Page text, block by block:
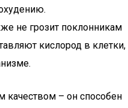
не грозит поклонникам
кислород в клетки,
качеством – он способен